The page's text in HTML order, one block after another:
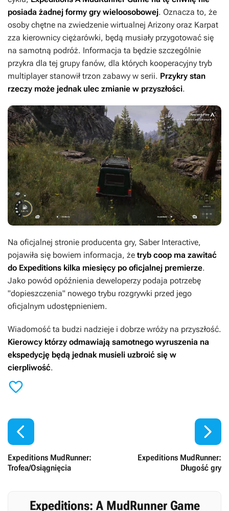
posiada żadnej formy gry wieloosobowej. Oznacza to, że
osoby chętne na zwiedzenie wirtualnej Arizony oraz Karpat
zza kierownicy ciężarówki, będą musiały przygotować się
na samotną podróż. Informacja ta będzie szczególnie
przykra dla tej grupy fanów, dla których kooperacyjny tryb
multiplayer stanowił trzon zabawy w serii. Przykry stan
rzeczy może jednak ulec zmianie w przyszłości.
Na oficjalnej stronie producenta gry, Saber Interactive,
pojawiła się bowiem informacja, że tryb coop ma zawitać
do Expeditions kilka miesięcy po oficjalnej premierze.
Jako powód opóźnienia deweloperzy podaja potrzebę
"dopieszczenia" nowego trybu rozgrywki przed jego
oficjalnym udostępnieniem.
Wiadomość ta budzi nadzieje i dobrze wróży na przyszłość.
Kierowcy którzy odmawiają samotnego wyruszenia na
ekspedycję będą jednak musieli uzbroić się w
cierpliwość.


Expeditions MudRunner:
Trofea/Osiągnięcia
Expeditions MudRunner:
Długość gry

Expeditions: A MudRunner Game